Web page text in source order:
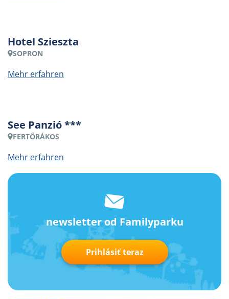
Hotel Szieszta
SOPRON
Mehr erfahren
See Panzió ***
FERTŐRÁKOS
Mehr erfahren
newsletter od Familyparku
Prihlásiť teraz